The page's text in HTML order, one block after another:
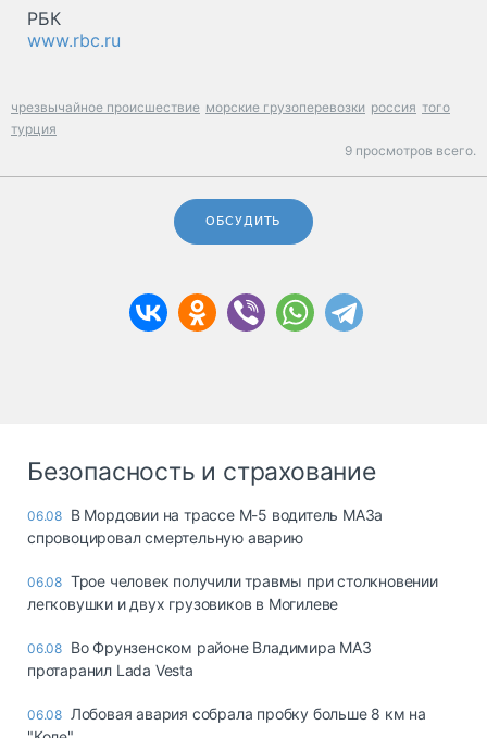
РБК
www.rbc.ru
чрезвычайное происшествие морские грузоперевозки россия того
турция
9 просмотров всего.
ОБСУДИТЬ
Безопасность и страхование
06.08 В Мордовии на трассе М-5 водитель МАЗа
спровоцировал смертельную аварию
06.08 Трое человек получили травмы при столкновении
легковушки и двух грузовиков в Могилеве
06.08 Во Фрунзенском районе Владимира МАЗ
протаранил Lada Vesta
06.08 Лобовая авария собрала пробку больше 8 км на